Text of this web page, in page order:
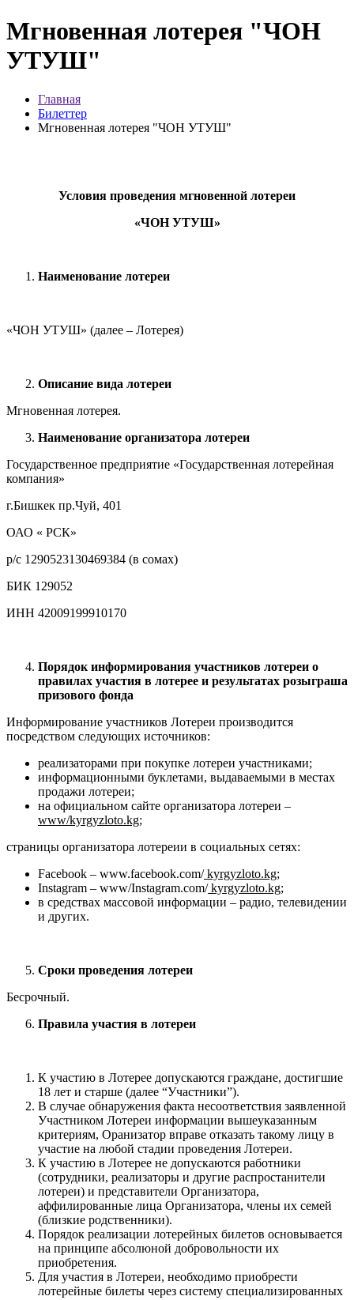
Мгновенная лотерея "ЧОН
УТУШ"
Главная
Билеттер
Мгновенная лотерея "ЧОН УТУШ"
Условия проведения мгновенной лотереи
«ЧОН УТУШ»
Наименование лотереи
«ЧОН УТУШ» (далее – Лотерея)
Описание вида лотереи
Мгновенная лотерея.
Наименование организатора лотереи
Государственное предприятие «Государственная лотерейная
компания»
г.Бишкек пр.Чуй, 401
ОАО « РСК»
р/с 1290523130469384 (в сомах)
БИК 129052
ИНН 42009199910170
Порядок информирования участников лотереи о
правилах участия в лотерее и результатах розыграша
призового фонда
Информирование участников Лотереи производится
посредством следующих источников:
реализаторами при покупке лотереи участниками;
информационными буклетами, выдаваемыми в местах
продажи лотереи;
на официальном сайте организатора лотереи –
www/kyrgyzloto.kg;
страницы организатора лотереии в социальных сетях:
Facebook – www.facebook.com/kyrgyzloto.kg;
Instagram – www/Instagram.com/kyrgyzloto.kg;
в средствах массовой информации – радио, телевидении
и других.
Сроки проведения лотереи
Бесрочный.
Правила участия в лотереи
К участию в Лотерее допускаются граждане, достигшие
18 лет и старше (далее “Участники”).
В случае обнаружения факта несоответствия заявленной
Участником Лотереи информации вышеуказанным
критериям, Оранизатор вправе отказать такому лицу в
участие на любой стадии проведения Лотереи.
К участию в Лотерее не допускаются работники
(сотрудники, реализаторы и другие распростанители
лотереи) и представители Организатора,
аффилированные лица Организатора, члены их семей
(близкие родственники).
Порядок реализации лотерейных билетов основывается
на принципе абсолюной добровольности их
приобретения.
Для участия в Лотереи, необходимо приобрести
лотерейные билеты через систему специализированных